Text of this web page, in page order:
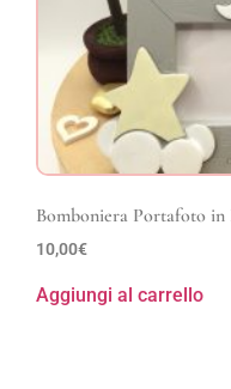
Bomboniera Portafoto in
10,00€
Aggiungi al carrello